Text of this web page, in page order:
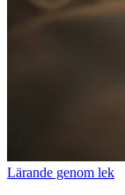
Lärande genom lek